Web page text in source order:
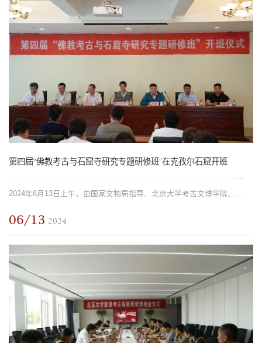
第四届“佛教考古与石窟寺研究专题研修班”在克孜尔石窟开班
06/13 2024